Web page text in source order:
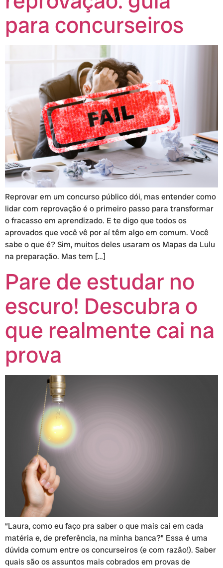
para concurseiros
Reprovar em um concurso público dói, mas entender como
lidar com reprovação é o primeiro passo para transformar
o fracasso em aprendizado. E te digo que todos os
aprovados que você vê por aí têm algo em comum. Você
sabe o que é? Sim, muitos deles usaram os Mapas da Lulu
na preparação. Mas tem […]
Pare de estudar no
escuro! Descubra o
que realmente cai na
prova
“Laura, como eu faço pra saber o que mais cai em cada
matéria e, de preferência, na minha banca?” Essa é uma
dúvida comum entre os concurseiros (e com razão!). Saber
quais são os assuntos mais cobrados em provas de